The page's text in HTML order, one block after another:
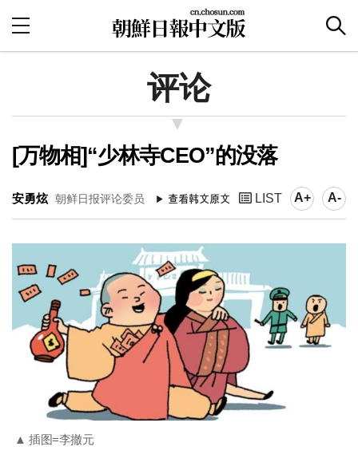
评论
[万物相]“少林寺CEO”的没落
安勇炫 朝鲜日报评论委员 LIST A+ A-
▲ 插图=李撤元